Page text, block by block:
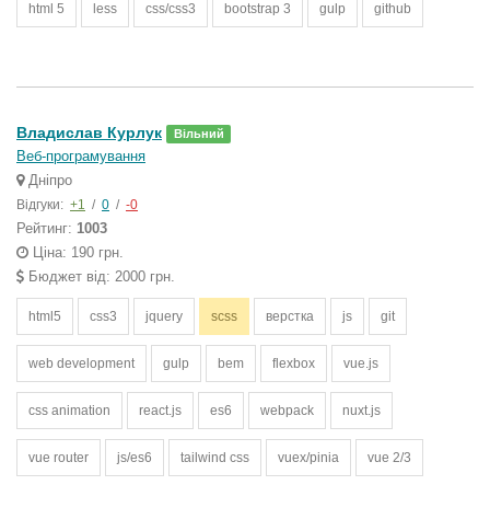
html 5 less css/css3 bootstrap 3 gulp github
Владислав Курлук Вільний
Веб-програмування
Дніпро
Відгуки: +1 / 0 / -0
Рейтинг: 1003
Ціна: 190 грн.
Бюджет від: 2000 грн.
html5 css3 jquery scss верстка js git
web development gulp bem flexbox vue.js
css animation react.js es6 webpack nuxt.js
vue router js/es6 tailwind css vuex/pinia vue 2/3